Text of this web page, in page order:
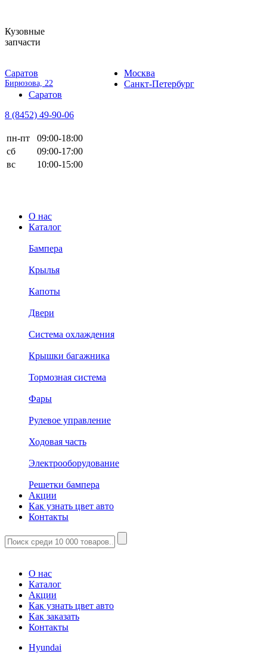
Кузовные
запчасти
Саратов
Бирюзова, 22
Москва
Санкт-Петербург
Саратов
8 (8452) 49-90-06
пн-пт
09:00-18:00
сб
09:00-17:00
вс
10:00-15:00
О нас
Каталог
Бампера
Крылья
Капоты
Двери
Система охлаждения
Крышки багажника
Тормозная система
Фары
Рулевое управление
Ходовая часть
Электрооборудование
Решетки бампера
Акции
Как узнать цвет авто
Контакты
О нас
Каталог
Акции
Как узнать цвет авто
Как заказать
Контакты
Hyundai